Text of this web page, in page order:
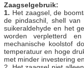
Zaagselgebruik:
1. Het zaagsel, de
de pindaschil, shell
suikeraldehyde en het
worden verpletterd
mechanische koolstof
temperatuur en hoge
met minder investering